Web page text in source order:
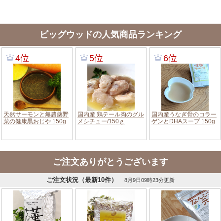
ビッグウッドの人気商品ランキング
ご注文ありがとうございます